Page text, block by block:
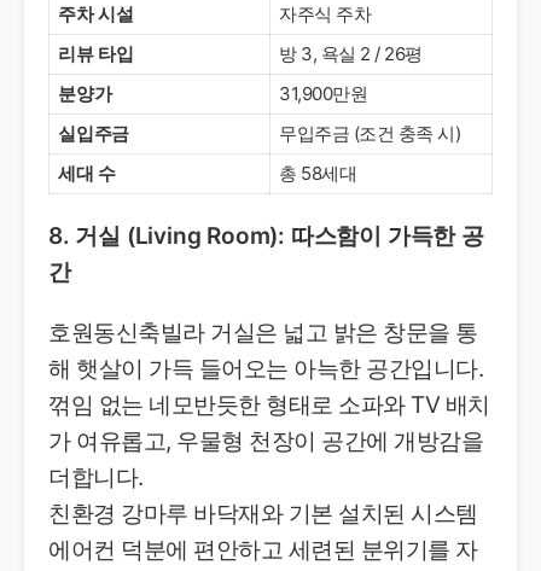
주차 시설
자주식 주차
리뷰 타입
방 3, 욕실 2 / 26평
분양가
31,900만원
실입주금
무입주금 (조건 충족 시)
세대 수
총 58세대
8. 거실 (Living Room): 따스함이 가득한 공
간
호원동신축빌라 거실은 넓고 밝은 창문을 통
해 햇살이 가득 들어오는 아늑한 공간입니다.
꺾임 없는 네모반듯한 형태로 소파와 TV 배치
가 여유롭고, 우물형 천장이 공간에 개방감을
더합니다.
친환경 강마루 바닥재와 기본 설치된 시스템
에어컨 덕분에 편안하고 세련된 분위기를 자